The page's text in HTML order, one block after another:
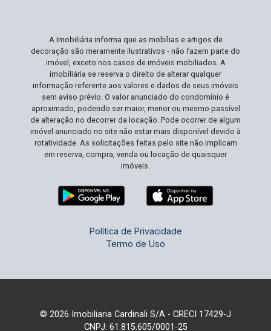
A Imobiliária informa que as mobílias e artigos de
decoração são meramente ilustrativos - não fazem parte do
imóvel, exceto nos casos de imóveis mobiliados. A
imobiliária se reserva o direito de alterar qualquer
informação referente aos valores e dados de seus imóveis
sem aviso prévio. O valor anunciado do condomínio é
aproximado, podendo ser maior, menor ou mesmo passível
de alteração no decorrer da locação. Pode ocorrer de algum
imóvel anunciado no site não estar mais disponível devido à
rotatividade. As solicitações feitas pelo site não implicam
em reserva, compra, venda ou locação de quaisquer
imóveis.
Política de Privacidade
Termo de Uso
© 2026 Imobiliaria Cardinali S/A - CRECI 17429-J
CNPJ: 61.815.605/0001-25